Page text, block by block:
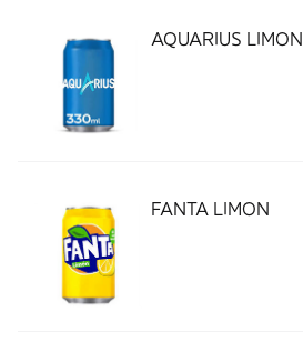
AQUARIUS LIMON
FANTA LIMON